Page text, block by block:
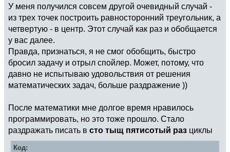
У меня получился совсем другой очевидный случай -
из трех точек построить равносторонний треугольник, а
четвертую - в центр. Этот случай как раз и обобщается
у вас далее.
Правда, признаться, я не смог обобщить, быстро
бросил задачу и отрыл спойлер. Может, потому, что
давно не испытываю удовольствия от решения
математических задач, больше раздражение ))
После математики мне долгое время нравилось
программировать, но это тоже прошло. Стало
раздражать писать в сто тыщ пятисотый раз циклы
Код: